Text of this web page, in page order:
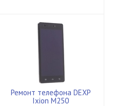
Ремонт телефона DEXP
Ixion M250